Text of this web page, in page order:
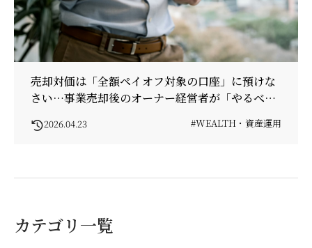
売却対価は「全額ペイオフ対象の口座」に預けな
さい…事業売却後のオーナー経営者が「やるべき
2026.04.23 #WEALTH・資産運用
カテゴリ一覧